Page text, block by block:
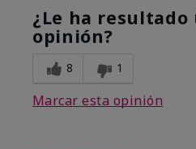
¿Le ha
opinión?
8 1
Marcar esta opinión